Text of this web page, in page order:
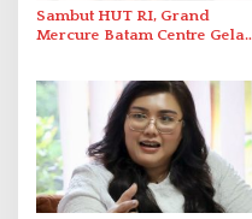
Sambut HUT RI, Grand
Mercure Batam Centre Gelar